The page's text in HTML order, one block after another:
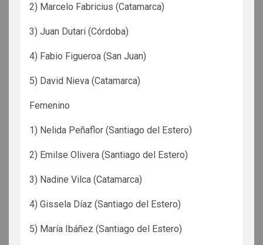
2) Marcelo Fabricius (Catamarca)
3) Juan Dutari (Córdoba)
4) Fabio Figueroa (San Juan)
5) David Nieva (Catamarca)
Femenino
1) Nelida Peñaflor (Santiago del Estero)
2) Emilse Olivera (Santiago del Estero)
3) Nadine Vilca (Catamarca)
4) Gissela Díaz (Santiago del Estero)
5) María Ibáñez (Santiago del Estero)